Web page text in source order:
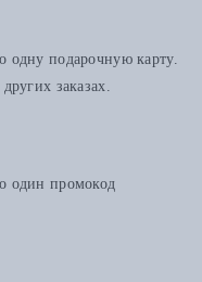
одну подарочную карту.
заказах.
один промокод